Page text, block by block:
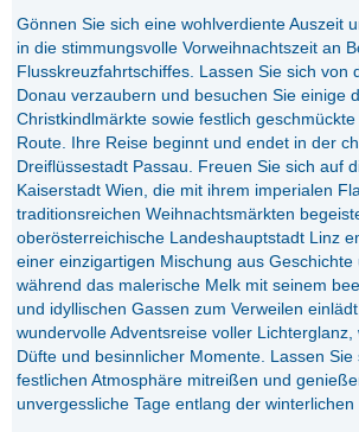
Gönnen Sie sich eine wohlverdiente Auszeit
in die stimmungsvolle Vorweihnachtszeit an
Flusskreuzfahrtschiffes. Lassen Sie sich von
Donau verzaubern und besuchen Sie einige
Christkindlmärkte sowie festlich
Route. Ihre Reise beginnt und endet in der
Dreiflüssestadt Passau. Freuen Sie sich auf
Kaiserstadt Wien, die mit ihrem imperialen
traditionsreichen Weihnachtsmärkten
oberösterreichische Landeshauptstadt Linz
einer einzigartigen Mischung aus Geschichte
während das malerische Melk mit seinem
und idyllischen Gassen zum Verweilen
wundervolle Adventsreise voller Lichterglanz,
Düfte und besinnlicher Momente. Lassen Sie
festlichen Atmosphäre mitreißen und
unvergessliche Tage entlang der winterlichen